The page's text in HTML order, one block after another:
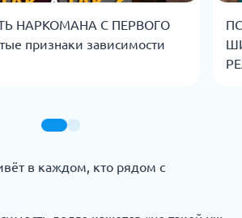
НАРКОМАНА С ПЕРВОГО
признаки зависимости
в каждом, кто рядом с